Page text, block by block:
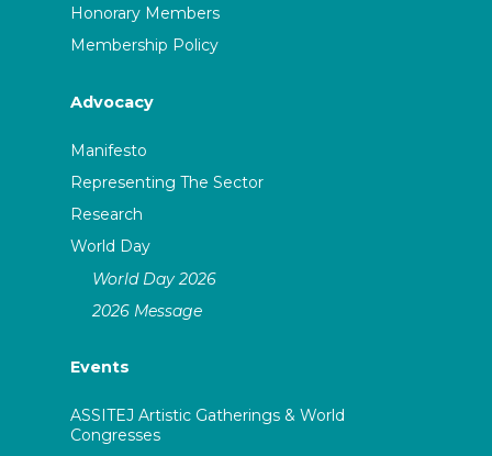
Honorary Members
Membership Policy
Advocacy
Manifesto
Representing The Sector
Research
World Day
World Day 2026
2026 Message
Events
ASSITEJ Artistic Gatherings & World
Congresses